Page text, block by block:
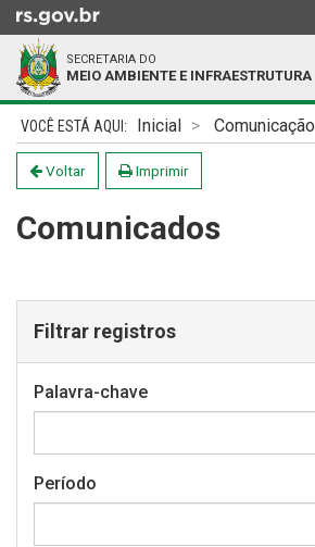
para
conteúdo
para
menu
para
busca
SECRETARIA DO
MEIO AMBIENTE E INFRAESTRUTURA
Início
do
conteúdo
Inicial Comunicação
Voltar Imprimir
Comunicados
Filtrar registros
Palavra-chave
Período